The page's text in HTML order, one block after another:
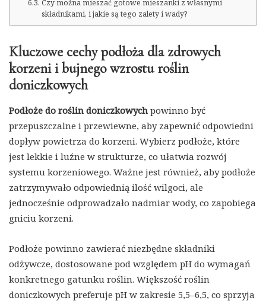
Czy można mieszać gotowe mieszanki z własnymi
składnikami, i jakie są tego zalety i wady?
Kluczowe cechy podłoża dla zdrowych
korzeni i bujnego wzrostu roślin
doniczkowych
Podłoże do roślin doniczkowych powinno być
przepuszczalne i przewiewne, aby zapewnić odpowiedni
dopływ powietrza do korzeni. Wybierz podłoże, które
jest lekkie i luźne w strukturze, co ułatwia rozwój
systemu korzeniowego. Ważne jest również, aby podłoże
zatrzymywało odpowiednią ilość wilgoci, ale
jednocześnie odprowadzało nadmiar wody, co zapobiega
gniciu korzeni.
Podłoże powinno zawierać niezbędne składniki
odżywcze, dostosowane pod względem pH do wymagań
konkretnego gatunku roślin. Większość roślin
doniczkowych preferuje pH w zakresie 5,5–6,5, co sprzyja